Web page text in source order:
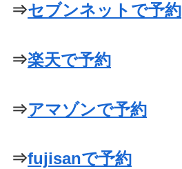
⇒セブンネットで予約
⇒楽天で予約
⇒アマゾンで予約
⇒fujisanで予約